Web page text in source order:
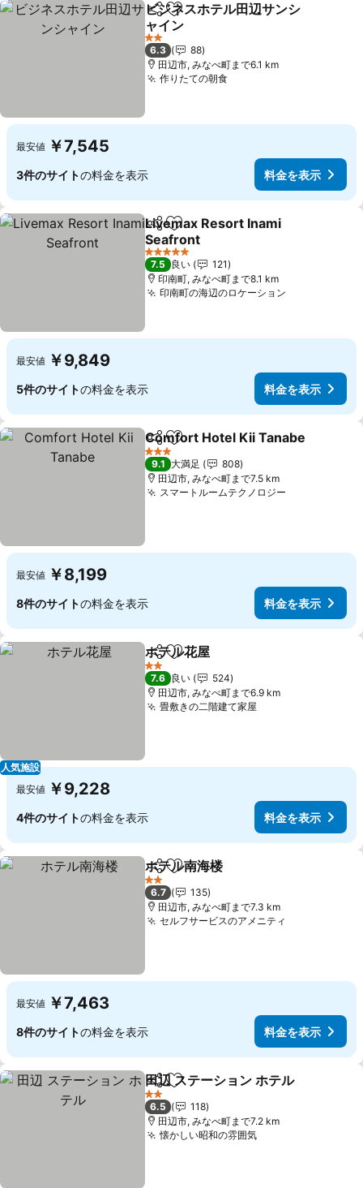
シェアお気に入りに追加
ビジネスホテル田辺サンシ
ャイン
2 ホテルのランク
6.3
88
田辺市, みなべ町まで6.1 km
作りたての朝食
最安値 ￥7,545
3件のサイトの料金を表示 料金を表示
シェアお気に入りに追加
Livemax Resort Inami
Seafront
5 ホテルのランク
7.5 良い
121
印南町, みなべ町まで8.1 km
印南町の海辺のロケーション
最安値 ￥9,849
5件のサイトの料金を表示 料金を表示
シェアお気に入りに追加
Comfort Hotel Kii Tanabe
3 ホテルのランク
9.1 大満足
808
田辺市, みなべ町まで7.5 km
スマートルームテクノロジー
最安値 ￥8,199
8件のサイトの料金を表示 料金を表示
人気施設
シェアお気に入りに追加
ホテル花屋
2 ホテルのランク
7.6 良い
524
田辺市, みなべ町まで6.9 km
畳敷きの二階建て家屋
最安値 ￥9,228
4件のサイトの料金を表示 料金を表示
シェアお気に入りに追加
ホテル南海楼
2 ホテルのランク
6.7
135
田辺市, みなべ町まで7.3 km
セルフサービスのアメニティ
最安値 ￥7,463
8件のサイトの料金を表示 料金を表示
シェアお気に入りに追加
田辺 ステーション ホテル
2 ホテルのランク
6.5
118
田辺市, みなべ町まで7.2 km
懐かしい昭和の雰囲気